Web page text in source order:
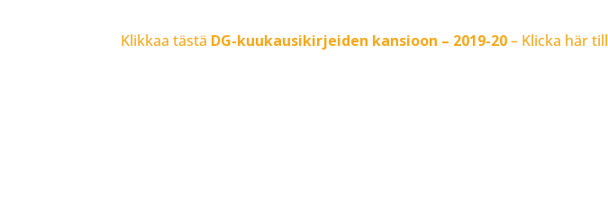
Klikkaa tästä DG-kuukausikirjeiden kansioon – 2019-20– Klicka här till